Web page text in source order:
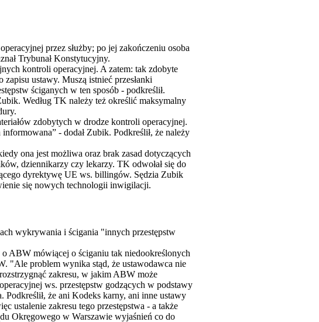
przez służby; po jej zakończeniu osoba
Trybunał Konstytucyjny.
kontroli operacyjnej. A zatem: tak zdobyte
ustawy. Muszą istnieć przesłanki
ściganych w ten sposób - podkreślił.
Według TK należy też określić maksymalny
zdobytych w drodze kontroli operacyjnej.
- dodał Zubik. Podkreślił, że należy
ona jest możliwa oraz brak zasad dotyczących
dziennikarzy czy lekarzy. TK odwołał się do
dyrektywę UE ws. billingów. Sędzia Zubik
się nowych technologii inwigilacji.
wykrywania i ścigania "innych przestępstw
ABW mówiącej o ściganiu tak niedookreślonych
"Ale problem wynika stąd, że ustawodawca nie
zakresu, w jakim ABW może
ws. przestępstw godzących w podstawy
że ani Kodeks karny, ani inne ustawy
ustalenie zakresu tego przestępstwa - a także
Okręgowego w Warszawie wyjaśnień co do